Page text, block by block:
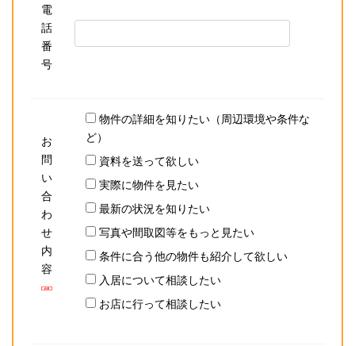
電
話
番
号
お
問
い
合
わ
せ
内
容
物件の詳細を知りたい（周辺環境や条件な
ど）
資料を送って欲しい
実際に物件を見たい
最新の状況を知りたい
写真や間取図等をもっと見たい
条件に合う他の物件も紹介して欲しい
入居について相談したい
お店に行って相談したい